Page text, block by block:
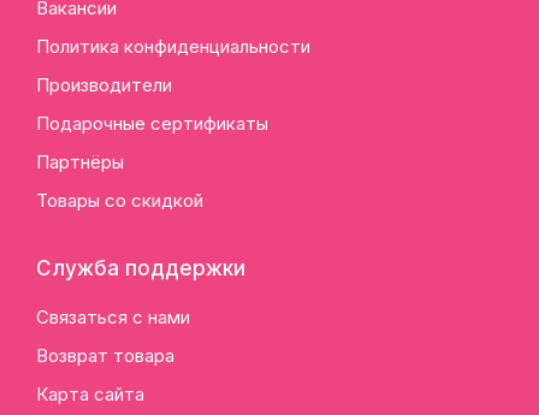
Вакансии
Политика конфиденциальности
Производители
Подарочные сертификаты
Партнёры
Товары со скидкой
Служба поддержки
Связаться с нами
Возврат товара
Карта сайта